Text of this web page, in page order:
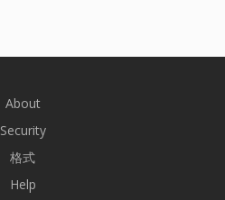
About
Security
格式
Help